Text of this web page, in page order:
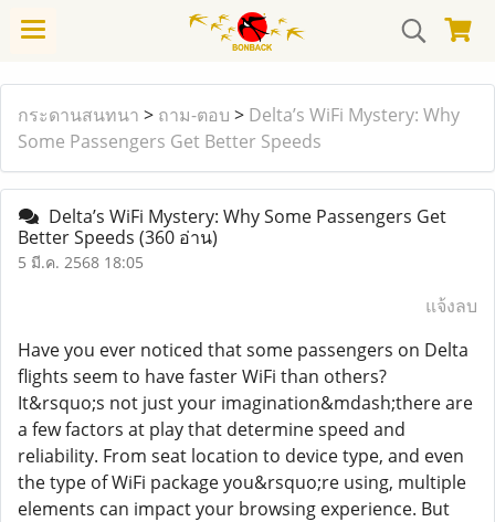
กระดานสนทนา > ถาม-ตอบ > Delta’s WiFi Mystery: Why
Some Passengers Get Better Speeds
Delta’s WiFi Mystery: Why Some Passengers Get
Better Speeds (360 อ่าน)
5 มี.ค. 2568 18:05
แจ้งลบ
Have you ever noticed that some passengers on Delta
flights seem to have faster WiFi than others?
It&rsquo;s not just your imagination&mdash;there are
a few factors at play that determine speed and
reliability. From seat location to device type, and even
the type of WiFi package you&rsquo;re using, multiple
elements can impact your browsing experience. But